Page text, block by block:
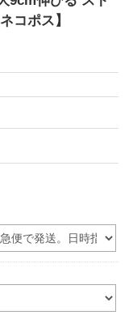
コポス】